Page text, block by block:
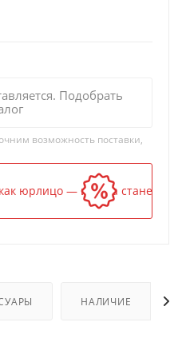
Подобрать
возможность поставки,
юрлицо — и цена станет
НАЛИЧИЕ